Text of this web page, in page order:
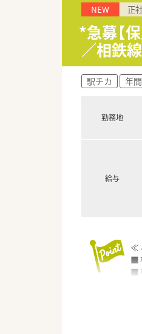
NEW 正
*急募【
／相鉄
駅チカ 年
勤務地
給与
≪
■
■